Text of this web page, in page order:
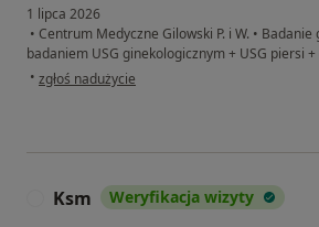
1 lipca 2026
• Centrum Medyczne Gilowski P. i W. • Badanie
badaniem USG ginekologicznym + USG piersi
• w opinii użytkownika Sabina
zgłoś nadużycie
Ksm Weryfikacja wizyty